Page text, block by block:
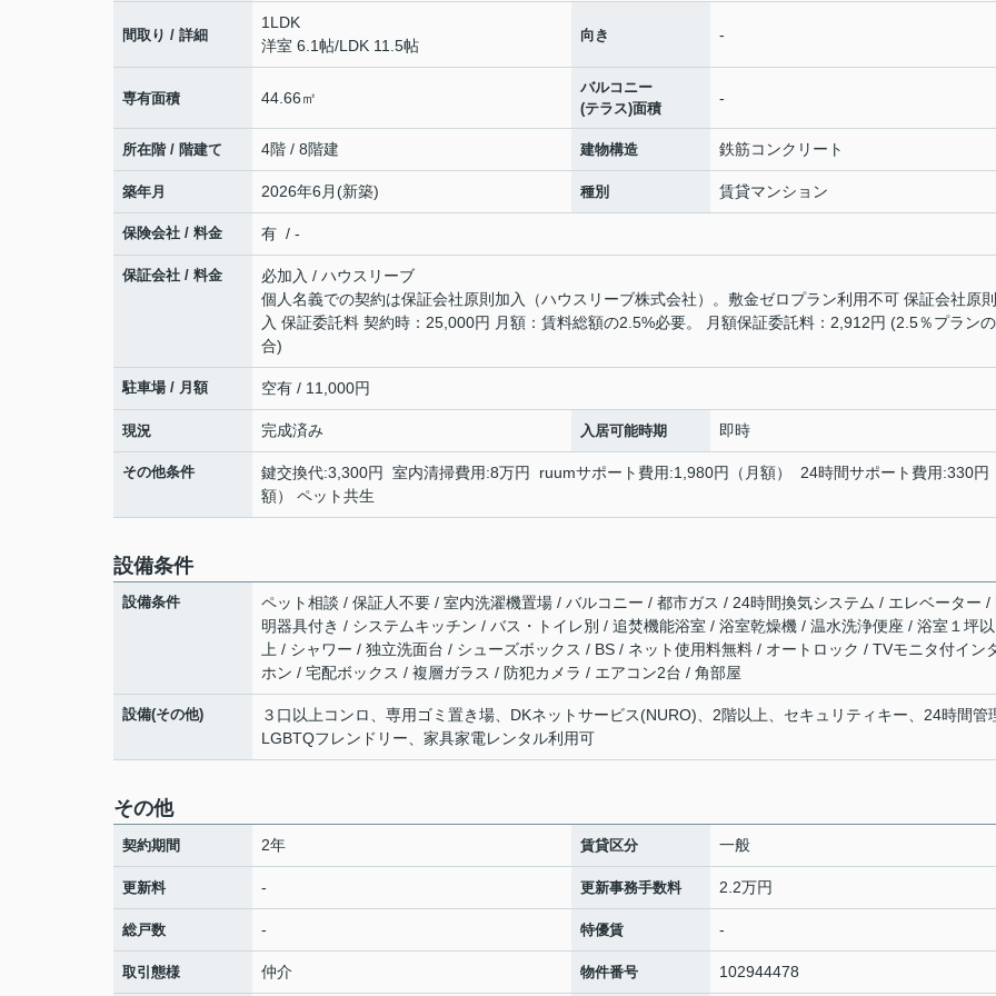
間取り / 詳細
1LDK
洋室 6.1帖/LDK 11.5帖
向き -
専有面積 44.66㎡
バルコニー
(テラス)面積
-
所在階 / 階建て 4階 / 8階建 建物構造 鉄筋コンクリート
築年月 2026年6月(新築) 種別 賃貸マンション
保険会社 / 料金 有 / -
保証会社 / 料金
必加入 / ハウスリーブ
個人名義での契約は保証会社原則加入（ハウスリーブ株式会社）。敷金ゼロプラン利用不可 保証会社原
入 保証委託料 契約時：25,000円 月額：賃料総額の2.5%必要。 月額保証委託料：2,912円 (2.5％プラン
合)
駐車場 / 月額 空有 / 11,000円
現況 完成済み 入居可能時期 即時
その他条件
鍵交換代:3,300円 室内清掃費用:8万円 ruumサポート費用:1,980円（月額） 24時間サポート費用:330円
額） ペット共生
設備条件
設備条件
ペット相談 / 保証人不要 / 室内洗濯機置場 / バルコニー / 都市ガス / 24時間換気システム / エレベーター /
明器具付き / システムキッチン / バス・トイレ別 / 追焚機能浴室 / 浴室乾燥機 / 温水洗浄便座 / 浴室１坪以
上 / シャワー / 独立洗面台 / シューズボックス / BS / ネット使用料無料 / オートロック / TVモニタ付イン
ホン / 宅配ボックス / 複層ガラス / 防犯カメラ / エアコン2台 / 角部屋
設備(その他)
３口以上コンロ、専用ゴミ置き場、DKネットサービス(NURO)、2階以上、セキュリティキー、24時間管
LGBTQフレンドリー、家具家電レンタル利用可
その他
契約期間 2年 賃貸区分 一般
更新料 - 更新事務手数料 2.2万円
総戸数 - 特優賃 -
取引態様 仲介 物件番号 102944478